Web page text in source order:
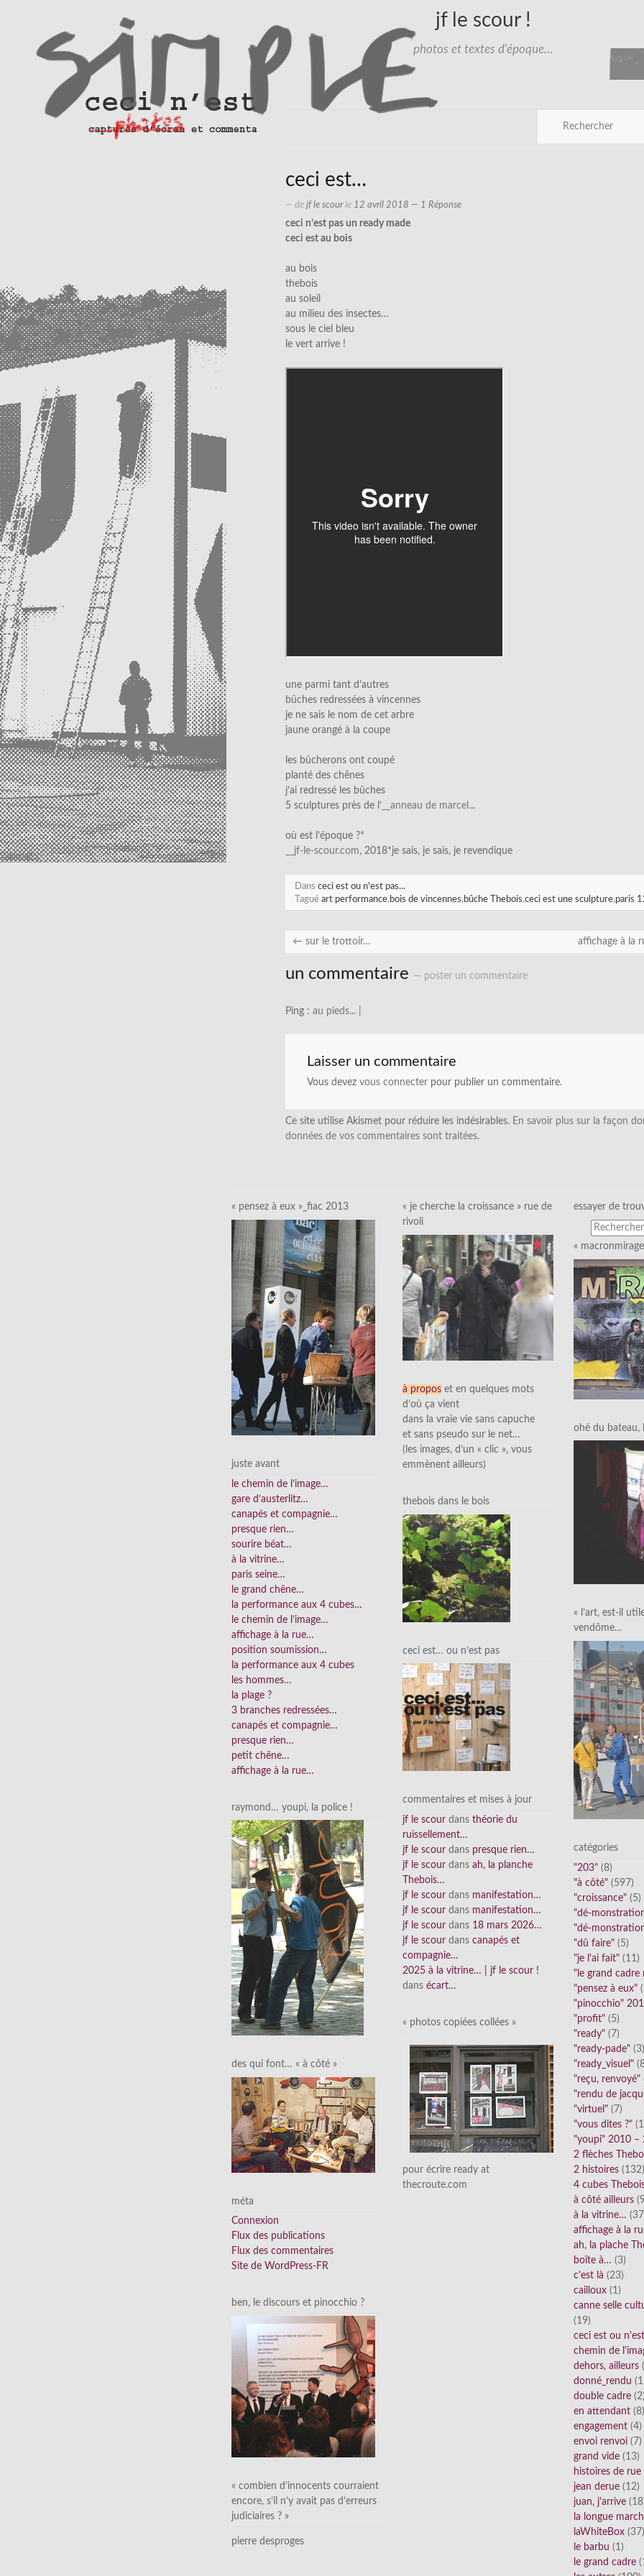
jf le scour !
photos et textes d'époque…
ceci est…
— de jf le scourle 12 avril 2018 — 1 Réponse
ceci n’est pas un ready made
ceci est au bois
au bois
thebois
au soleil
au milieu des insectes…
sous le ciel bleu
le vert arrive !
une parmi tant d’autres
bûches redressées à vincennes
je ne sais le nom de cet arbre
jaune orangé à la coupe
les bûcherons ont coupé
planté des chênes
j’ai redressé les bûches
5 sculptures près de l’ __anneau de marcel...
où est l’époque ?*
__jf-le-scour.com, 2018*je sais, je sais, je revendique
Dans ceci est ou n'est pas...
Tagué art performance, bois de vincennes, bûche Thebois,ceci est une sculpture,paris
← sur le trottoir… affichage à la
un commentaire — poster un commentaire
Ping : au pieds... |
Laisser un commentaire
Vous devez vous connecter pour publier un commentaire.
Ce site utilise Akismet pour réduire les indésirables. En savoir plus sur la façon
données de vos commentaires sont traitées.
« pensez à eux »_fiac 2013
juste avant
le chemin de l’image…
gare d’austerlitz…
canapés et compagnie…
presque rien…
sourire béat…
à la vitrine…
paris seine…
le grand chêne…
la performance aux 4 cubes…
le chemin de l’image…
affichage à la rue…
position soumission…
la performance aux 4 cubes
les hommes…
la plage ?
3 branches redressées…
canapés et compagnie…
presque rien…
petit chêne…
affichage à la rue…
raymond… youpi, la police !
des qui font… « à côté »
méta
Connexion
Flux des publications
Flux des commentaires
Site de WordPress-FR
ben, le discours et pinocchio ?
« combien d’innocents courraient
encore, s’il n’y avait pas d’erreurs
judiciaires ? »
pierre desproges
« je cherche la croissance » rue de
rivoli
à propos et en quelques mots
d’où ça vient
dans la vraie vie sans capuche
et sans pseudo sur le net…
(les images, d’un « clic », vous
emmènent ailleurs)
thebois dans le bois
ceci est… ou n’est pas
commentaires et mises à jour
jf le scour dans théorie du
ruissellement…
jf le scour dans presque rien…
jf le scour dans ah, la planche
Thebois…
jf le scour dans manifestation…
jf le scour dans manifestation…
jf le scour dans 18 mars 2026…
jf le scour dans canapés et
compagnie…
2025 à la vitrine… | jf le scour !
dans écart…
« photos copiées collées »
pour écrire ready at
thecroute.com
essayer de
«
ohé du bateau,
« l’art, est-il
vendôme…
catégories
"203" (8)
"à côté" (597)
"croissance" (5)
"dé-
"dé-
"dû faire" (5)
"je l'ai fait" (11)
"le grand cadre
"pensez à eux"
"pinocchio"
"profit" (5)
"ready" (7)
"ready-pade" (3)
"ready_visuel"
"reçu, renvoyé"
"rendu de
"virtuel" (7)
"vous dites ?"
"youpi" 2010 –
2 flèches
2 histoires (132)
4 cubes
à côté ailleurs
à la vitrine…
affichage à la
ah, la plache
boîte à… (3)
c'est là (23)
cailloux (1)
canne selle
(19)
ceci est ou
chemin de
dehors, ailleurs
donné_rendu
double cadre (2)
en attendant (8)
engagement (4)
envoi renvoi (7)
grand vide (13)
histoires de rue
jean derue (12)
juan, j'arrive
la longue
laWhiteBox (37)
le barbu (1)
le grand cadre